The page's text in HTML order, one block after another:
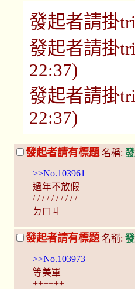
發起者請掛
發起者請掛
22:37)
發起者請掛
22:37)
發起者請有標題 名稱:
>>No.103961
過年不放假
/ / / / / / / / / /
ㄉㄇㄐ
發起者請有標題 名稱:
>>No.103973
等美軍
++++++